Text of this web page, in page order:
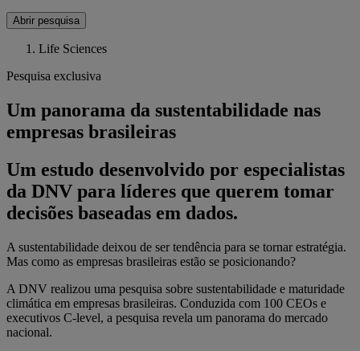
Abrir pesquisa
Life Sciences
Pesquisa exclusiva
Um panorama da sustentabilidade nas
empresas brasileiras
Um estudo desenvolvido por especialistas
da DNV para líderes que querem tomar
decisões baseadas em dados.
A sustentabilidade deixou de ser tendência para se tornar estratégia.
Mas como as empresas brasileiras estão se posicionando?
A DNV realizou uma pesquisa sobre sustentabilidade e maturidade
climática em empresas brasileiras. Conduzida com 100 CEOs e
executivos C-level, a pesquisa revela um panorama do mercado
nacional.